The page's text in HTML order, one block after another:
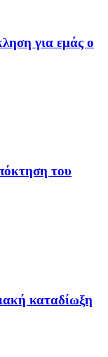
για εμάς ο
του
καταδίωξη